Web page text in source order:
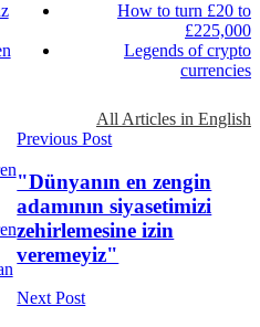
How to turn £20 to
£225,000
Legends of crypto
currencies
All Articles in English
Previous Post
"Dünyanın en zengin
adamının siyasetimizi
zehirlemesine izin
veremeyiz"
Next Post